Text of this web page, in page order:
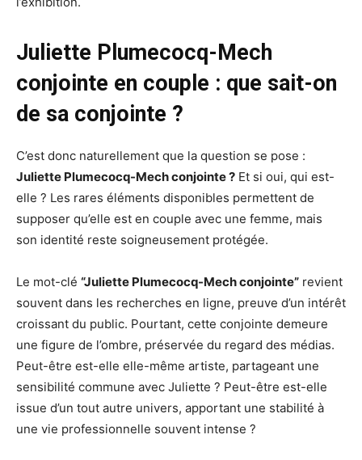
Juliette Plumecocq-Mech
conjointe en couple : que sait-on
de sa conjointe ?
C’est donc naturellement que la question se pose :
Juliette Plumecocq-Mech conjointe ? Et si oui, qui est-
elle ? Les rares éléments disponibles permettent de
supposer qu’elle est en couple avec une femme, mais
son identité reste soigneusement protégée.
Le mot-clé “Juliette Plumecocq-Mech conjointe” revient
souvent dans les recherches en ligne, preuve d’un intérêt
croissant du public. Pourtant, cette conjointe demeure
une figure de l’ombre, préservée du regard des médias.
Peut-être est-elle elle-même artiste, partageant une
sensibilité commune avec Juliette ? Peut-être est-elle
issue d’un tout autre univers, apportant une stabilité à
une vie professionnelle souvent intense ?